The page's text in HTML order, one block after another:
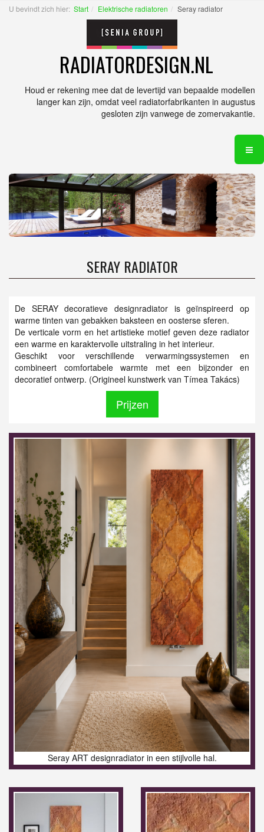
U bevindt zich hier: Start Elektrische radiatoren Seray radiator
RADIATORDESIGN.NL
Houd er rekening mee dat de levertijd van bepaalde modellen
langer kan zijn, omdat veel radiatorfabrikanten in augustus
gesloten zijn vanwege de zomervakantie.
SERAY RADIATOR
De SERAY decoratieve designradiator is geïnspireerd op
warme tinten van gebakken baksteen en oosterse sferen.
De verticale vorm en het artistieke motief geven deze radiator
een warme en karaktervolle uitstraling in het interieur.
Geschikt voor verschillende verwarmingssystemen en
combineert comfortabele warmte met een bijzonder en
decoratief ontwerp. (Origineel kunstwerk van Tímea Takács)
Prijzen
Seray ART designradiator in een stijlvolle hal.